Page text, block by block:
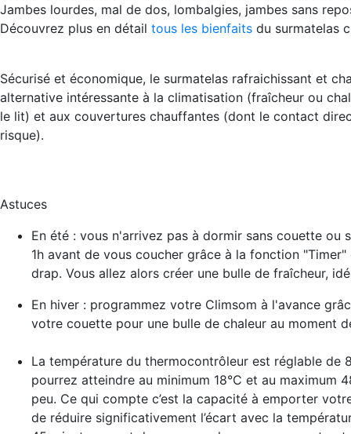
Jambes lourdes, mal de dos, lombalgies, jambes sans
Découvrez plus en détail tous les bienfaits du surmatelas
Sécurisé et économique, le surmatelas rafraichissant et
alternative intéressante à la climatisation (fraîcheur ou
le lit) et aux couvertures chauffantes (dont le contact
risque).
Astuces
En été : vous n'arrivez pas à dormir sans couette ou
1h avant de vous coucher grâce à la fonction
drap. Vous allez alors créer une bulle de fraîcheur,
En hiver : programmez votre Climsom à l'avance
votre couette pour une bulle de chaleur au moment
La température du thermocontrôleur est réglable de
pourrez atteindre au minimum 18°C et au maximum
peu. Ce qui compte c’est la capacité à emporter
de réduire significativement l’écart avec la